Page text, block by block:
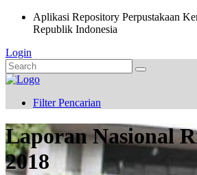
Aplikasi Repository Perpustakaan
Republik Indonesia
Login
Filter Pencarian
Laporan Nasional
2018